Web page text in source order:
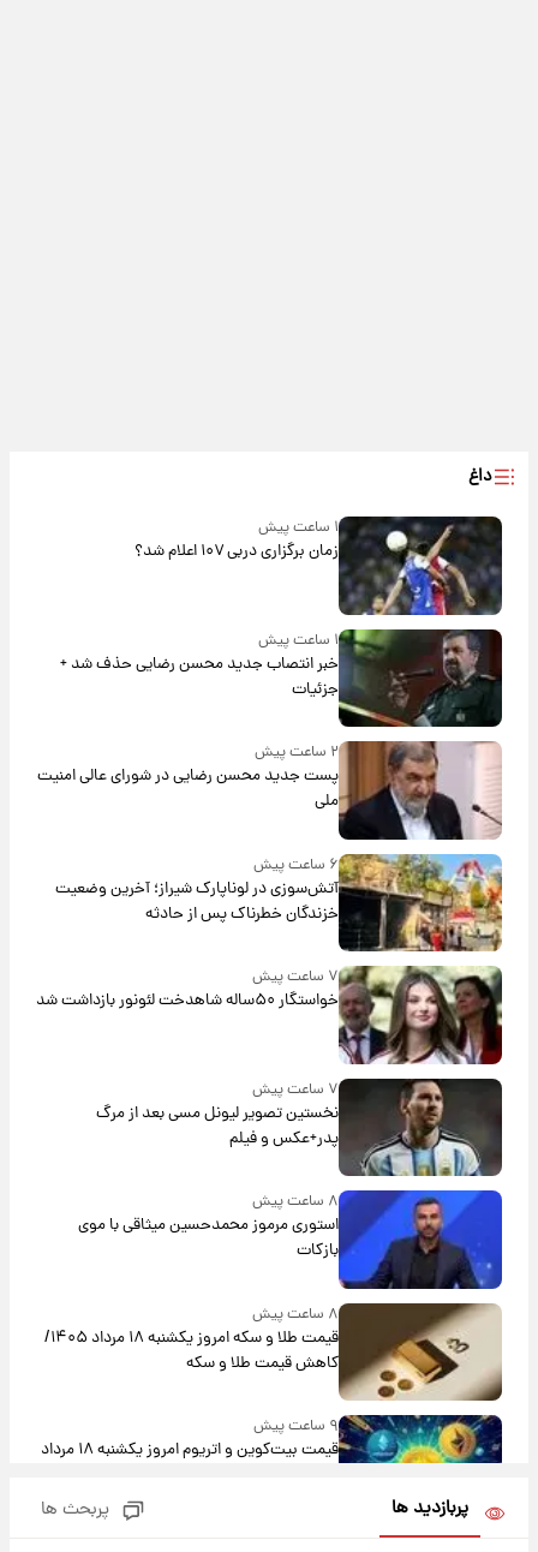
داغ
زمان برگزاری دربی ۱۰۷ اعلام شد؟
۱ ساعت پیش
خبر انتصاب جدید محسن رضایی حذف شد +
جزئیات
پست جدید محسن رضایی در شورای عالی امنیت
ملی
۶ ساعت پیش
آتش‌سوزی در لوناپارک شیراز؛ آخرین وضعیت
خزندگان خطرناک پس از حادثه
۷ ساعت پیش
خواستگار ۵۰ساله شاهدخت لئونور بازداشت شد
نخستین تصویر لیونل مسی بعد از مرگ
پدر+عکس و فیلم
۸ ساعت پیش
استوری مرموز محمدحسین میثاقی با موی
بازکات
قیمت طلا و سکه امروز یکشنبه ۱۸ مرداد ۱۴۰۵/
کاهش قیمت طلا و سکه
۹ ساعت پیش
قیمت بیت‌کوین و اتریوم امروز یکشنبه ۱۸ مرداد
پربازدید ها پربحث ها